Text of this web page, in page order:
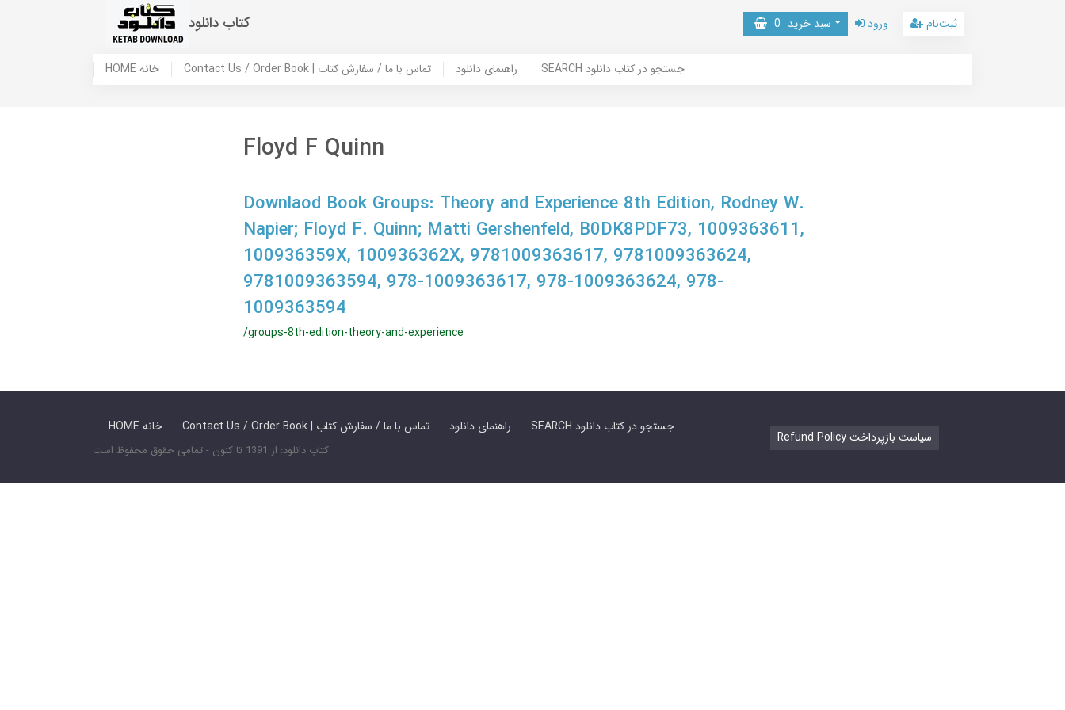
کتاب دانلود سبد خرید 0 ورود ثبت‌نام
HOME خانه Contact Us / Order Book | تماس با ما / سفارش کتاب راهنمای دانلود SEARCH جستجو در کتاب دانلود
Floyd F Quinn
Downlaod Book Groups: Theory and Experience 8th Edition, Rodney W.
Napier; Floyd F. Quinn; Matti Gershenfeld, B0DK8PDF73, 1009363611,
100936359X, 100936362X, 9781009363617, 9781009363624,
9781009363594, 978-1009363617, 978-1009363624, 978-
1009363594
/groups-8th-edition-theory-and-experience
HOME خانه Contact Us / Order Book | تماس با ما / سفارش کتاب راهنمای دانلود SEARCH جستجو در کتاب دانلود
کتاب دانلود: از 1391 تا کنون - تمامی حقوق محفوظ است
Refund Policy سیاست بازپرداخت